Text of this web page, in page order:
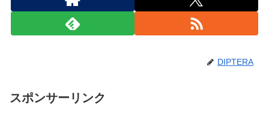
DIPTERA
スポンサーリンク